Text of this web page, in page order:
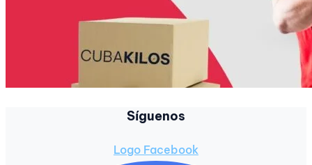
Síguenos
Logo Facebook